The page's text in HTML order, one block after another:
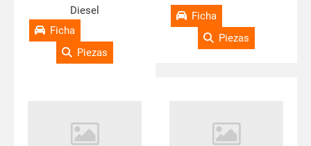
Diesel
Ficha
Piezas
Ficha
Piezas